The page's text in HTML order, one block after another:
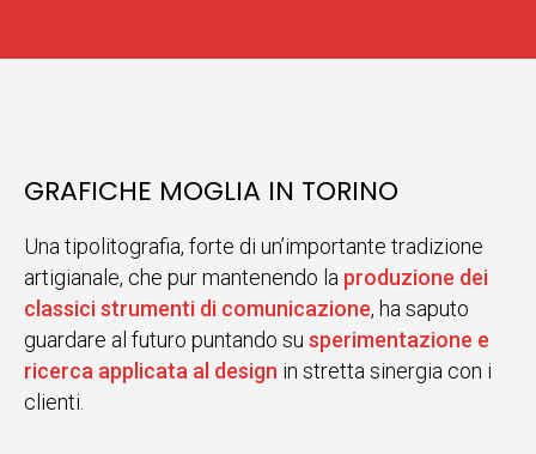
GRAFICHE MOGLIA IN TORINO
Una tipolitografia, forte di un’importante tradizione
artigianale, che pur mantenendo la produzione dei
classici strumenti di comunicazione, ha saputo
guardare al futuro puntando su sperimentazione e
ricerca applicata al design in stretta sinergia con i
clienti.